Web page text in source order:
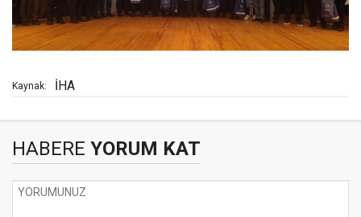
Kaynak: İHA
HABERE YORUM KAT